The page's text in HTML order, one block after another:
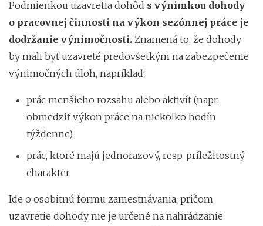
Podmienkou uzavretia dohôd s výnimkou dohody
o pracovnej činnosti na výkon sezónnej práce je
dodržanie výnimočnosti. Znamená to, že dohody
by mali byť uzavreté predovšetkým na zabezpečenie
výnimočných úloh, napríklad:
prác menšieho rozsahu alebo aktivít (napr.
obmedziť výkon práce na niekoľko hodín
týždenne),
prác, ktoré majú jednorazový, resp. príležitostný
charakter.
Ide o osobitnú formu zamestnávania, pričom
uzavretie dohody nie je určené na nahrádzanie